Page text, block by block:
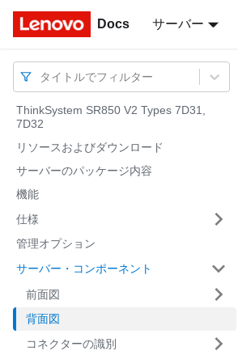
Docs サーバー
Docs
タイトルでフィルター
ThinkSystem SR850 V2 Types 7D31,
7D32
リソースおよびダウンロード
サーバーのパッケージ内容
機能
仕様
管理オプション
サーバー・コンポーネント
前面図
背面図
コネクターの識別